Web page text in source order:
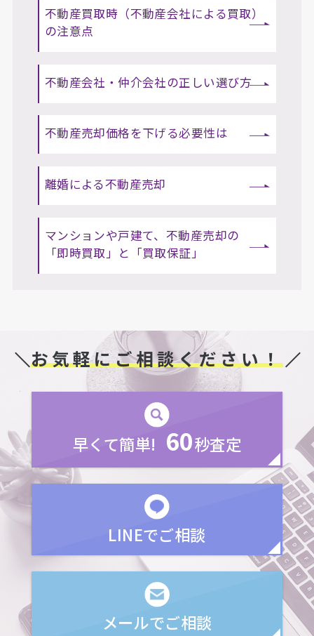
不動産買取時（不動産会社による買取）
の注意点
不動産会社・仲介会社の正しい選び方
不動産売却価格を下げる必要性は
離婚による不動産売却
マンションや戸建て、不動産売却の
「即時買取」と「買取保証」
お気軽にご相談ください！
早くて簡単! 60秒査定
LINEでご相談
メールでご相談